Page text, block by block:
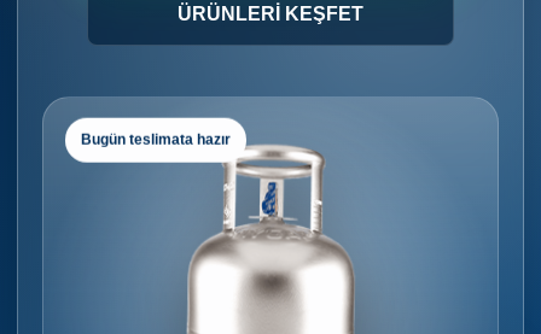
ÜRÜNLERI KEŞFET
Bugün teslimata hazır